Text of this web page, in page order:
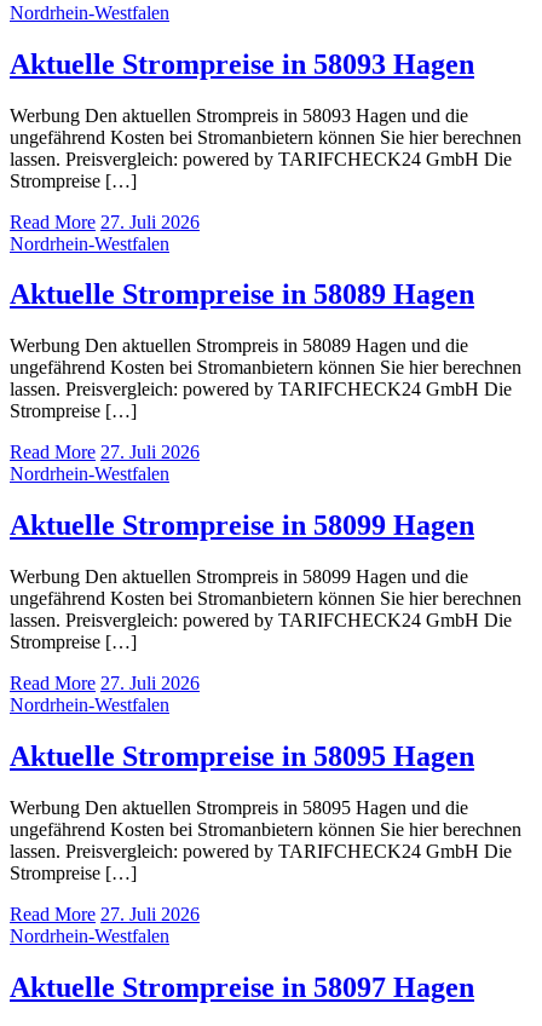
Nordrhein-Westfalen
Aktuelle Strompreise in 58093 Hagen
Werbung Den aktuellen Strompreis in 58093 Hagen und die
ungefährend Kosten bei Stromanbietern können Sie hier berechnen
lassen. Preisvergleich: powered by TARIFCHECK24 GmbH Die
Strompreise […]
Read More 27. Juli 2026
Nordrhein-Westfalen
Aktuelle Strompreise in 58089 Hagen
Werbung Den aktuellen Strompreis in 58089 Hagen und die
ungefährend Kosten bei Stromanbietern können Sie hier berechnen
lassen. Preisvergleich: powered by TARIFCHECK24 GmbH Die
Strompreise […]
Read More 27. Juli 2026
Nordrhein-Westfalen
Aktuelle Strompreise in 58099 Hagen
Werbung Den aktuellen Strompreis in 58099 Hagen und die
ungefährend Kosten bei Stromanbietern können Sie hier berechnen
lassen. Preisvergleich: powered by TARIFCHECK24 GmbH Die
Strompreise […]
Read More 27. Juli 2026
Nordrhein-Westfalen
Aktuelle Strompreise in 58095 Hagen
Werbung Den aktuellen Strompreis in 58095 Hagen und die
ungefährend Kosten bei Stromanbietern können Sie hier berechnen
lassen. Preisvergleich: powered by TARIFCHECK24 GmbH Die
Strompreise […]
Read More 27. Juli 2026
Nordrhein-Westfalen
Aktuelle Strompreise in 58097 Hagen